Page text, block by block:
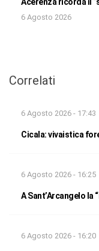
6 Agosto 2026
Correlati
6 Agosto 2026 - 17:43
Cicala: vivaistica
6 Agosto 2026 - 16:25
A Sant’Arcangelo la
6 Agosto 2026 - 16:20